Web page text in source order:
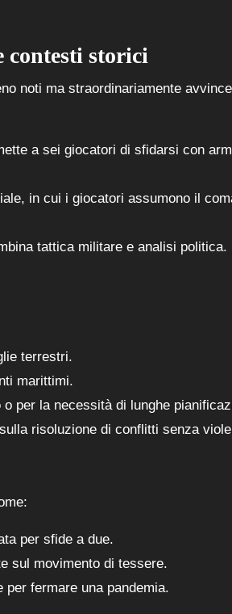
contesti storici
noti ma straordinariamente
a sei giocatori di sfidarsi con
in cui i giocatori assumono il
tattica militare e analisi politica.
terrestri.
marittimi.
per la necessità di lunghe
risoluzione di conflitti senza
per sfide a due.
sul movimento di tessere.
fermare una pandemia.